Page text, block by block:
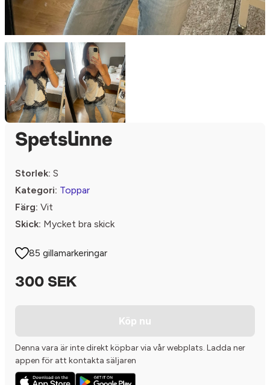
Spetslinne
Storlek: S
Kategori: Toppar
Färg: Vit
Skick: Mycket bra skick
85 gillamarkeringar
300 SEK
Köp nu
Denna vara är inte direkt köpbar via vår webplats. Ladda ner
appen för att kontakta säljaren